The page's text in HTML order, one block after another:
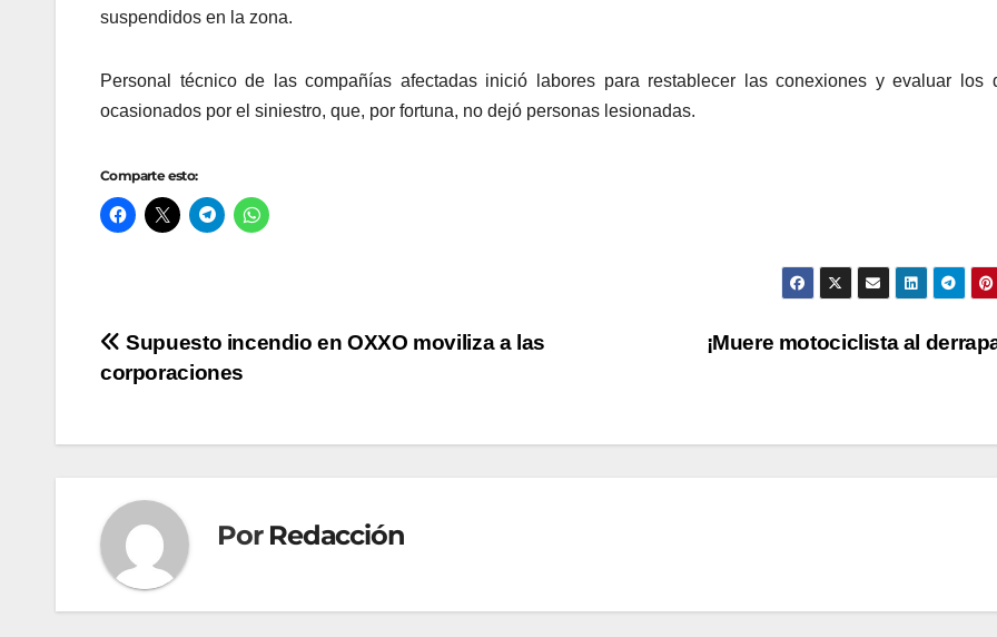
suspendidos en la zona.
Personal técnico de las compañías afectadas inició labores para restablecer las conexiones y evaluar los
ocasionados por el siniestro, que, por fortuna, no dejó personas lesionadas.
Comparte esto:
Navegación
de
entradas
¡Muere motociclista al
Supuesto incendio en OXXO moviliza a las
corporaciones
Por Redacción